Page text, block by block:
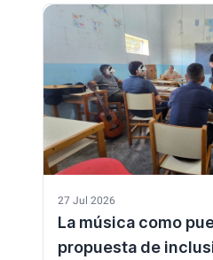
administrativo y
abogados, funcionarios y
gestión pública.
27 Jul 2026
La música como
propuesta de